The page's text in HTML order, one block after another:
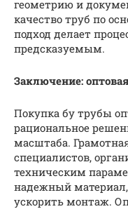
геометрию и
качество труб по
подход делает
предсказуемым.
Заключение:
Покупка бу трубы
рациональное
масштаба.
специалистов,
техническим
надежный
ускорить монтаж.